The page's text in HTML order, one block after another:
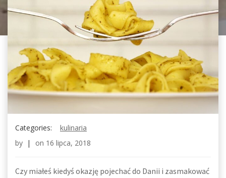
Categories:
kulinaria
by | on 16 lipca, 2018
Czy miałeś kiedyś okazję pojechać do Danii i zasmakować